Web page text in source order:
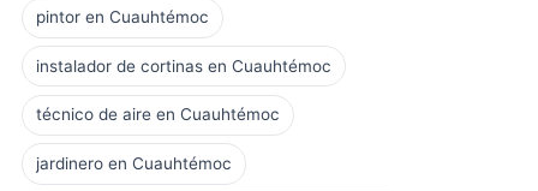
pintor en Cuauhtémoc
instalador de cortinas en Cuauhtémoc
técnico de aire en Cuauhtémoc
jardinero en Cuauhtémoc